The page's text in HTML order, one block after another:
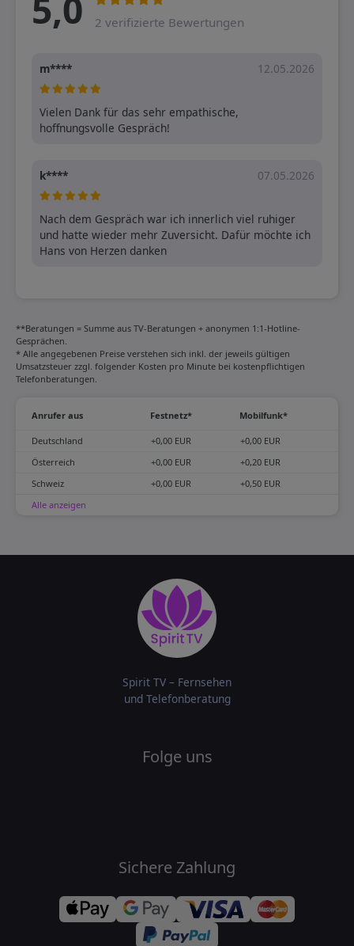
2 verifizierte Bewertungen
m**** 12.05.2026
Vielen Dank für das sehr empathische,
hoffnungsvolle Gespräch!
k**** 07.05.2026
Nach dem Gespräch war ich innerlich viel ruhiger
und hatte wieder mehr Zuversicht. Dafür möchte ich
Hans von Herzen danken
**Beratungen = Summe aus TV-Beratungen + anonymen 1:1-Hotline-
Gesprächen.
* Alle angegebenen Preise verstehen sich inkl. der jeweils gültigen
Umsatzsteuer zzgl. folgender Kosten pro Minute bei kostenpflichtigen
Telefonberatungen.
Anrufer aus Festnetz* Mobilfunk*
Deutschland +0,00 EUR
+0,00 EUR
Österreich
+0,00 EUR
+0,20 EUR
Schweiz
+0,00 EUR
+0,50 EUR
Alle anzeigen
Spirit TV – Fernsehen
und Telefonberatung
Folge uns
Sichere Zahlung